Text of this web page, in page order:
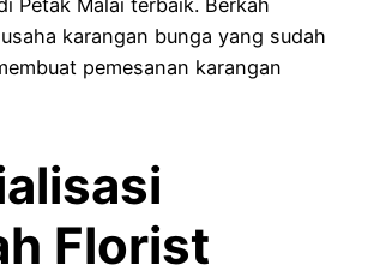
karangan bunga yang sudah
pemesanan karangan
Florist